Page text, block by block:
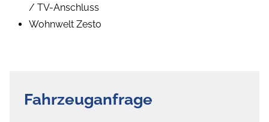
/ TV-Anschluss
Wohnwelt Zesto
Fahrzeuganfrage